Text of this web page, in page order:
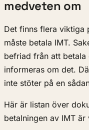
medveten om
Det finns flera viktiga
måste betala IMT.
befriad från att betala
informeras om det.
inte stöter på en
Här är listan över
betalningen av IMT